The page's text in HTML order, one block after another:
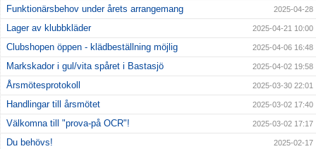
Funktionärsbehov under årets arrangemang 2025-04-28
Lager av klubbkläder 2025-04-21 10:00
Clubshopen öppen - klädbeställning möjlig 2025-04-06 16:48
Markskador i gul/vita spåret i Bastasjö 2025-04-02 19:58
Årsmötesprotokoll 2025-03-30 22:01
Handlingar till årsmötet 2025-03-02 17:40
Välkomna till "prova-på OCR"! 2025-03-02 17:17
Du behövs! 2025-02-17